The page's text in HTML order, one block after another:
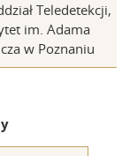
Teledetekcji,
im. Adama
w Poznaniu